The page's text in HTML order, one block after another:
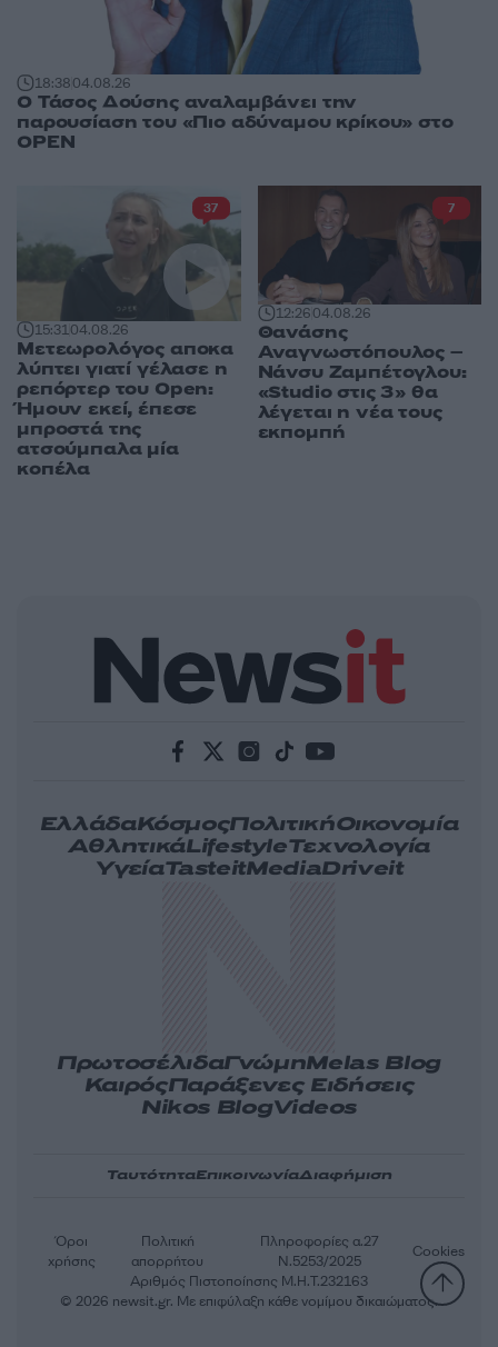
18:3804.08.26
Ο Τάσος Δούσης αναλαμβάνει την
παρουσίαση του «Πιο αδύναμου κρίκου» στο
OPEN
15:3104.08.26
Μετεωρολόγος αποκα
λύπτει γιατί γέλασε η
ρεπόρτερ του Open:
Ήμουν εκεί, έπεσε
μπροστά της
ατσούμπαλα μία
κοπέλα
37
12:2604.08.26
Θανάσης
Αναγνωστόπουλος –
Νάνσυ Ζαμπέτογλου:
«Studio στις 3» θα
λέγεται η νέα τους
εκπομπή
7
ΕλλάδαΚόσμοςΠολιτικήΟικονομία
ΑθλητικάLifestyleΤεχνολογία
ΥγείαTasteitMediaDriveit
ΠρωτοσέλιδαΓνώμηMelas Blog
ΚαιρόςΠαράξενες Ειδήσεις
Nikos BlogVideos
ΤαυτότηταΕπικοινωνίαΔιαφήμιση
Αριθμός Πιστοποίησης Μ.Η.Τ.232163
Όροι
χρήσης
Πολιτική
απορρήτου
Πληροφορίες α.27
Ν.5253/2025
Cookies
© 2026 newsit.gr. Με επιφύλαξη κάθε νομίμου δικαιώματος.